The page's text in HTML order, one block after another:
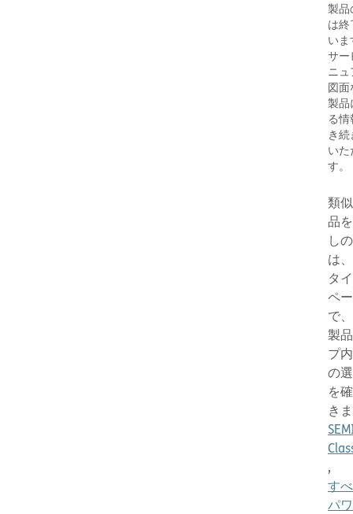
製品
は
い
サー
ニ
図
製品
る
き
い
す。
類
品
し
は
タ
ペ
で
製
プ
の
を
き
,
す
パ